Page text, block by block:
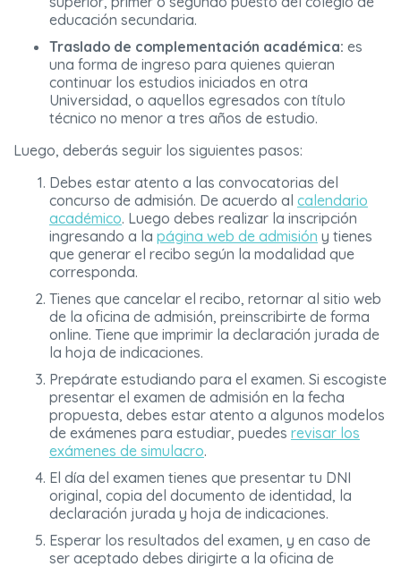
educación secundaria.
Traslado de complementación académica: es
una forma de ingreso para quienes quieran
continuar los estudios iniciados en otra
Universidad, o aquellos egresados con título
técnico no menor a tres años de estudio.
Luego, deberás seguir los siguientes pasos:
Debes estar atento a las convocatorias del
concurso de admisión. De acuerdo al calendario
académico. Luego debes realizar la inscripción
ingresando a la página web de admisión y tienes
que generar el recibo según la modalidad que
corresponda.
Tienes que cancelar el recibo, retornar al sitio web
de la oficina de admisión, preinscribirte de forma
online. Tiene que imprimir la declaración jurada de
la hoja de indicaciones.
Prepárate estudiando para el examen. Si escogiste
presentar el examen de admisión en la fecha
propuesta, debes estar atento a algunos modelos
de exámenes para estudiar, puedes revisar los
exámenes de simulacro.
El día del examen tienes que presentar tu DNI
original, copia del documento de identidad, la
declaración jurada y hoja de indicaciones.
Esperar los resultados del examen, y en caso de
ser aceptado debes dirigirte a la oficina de